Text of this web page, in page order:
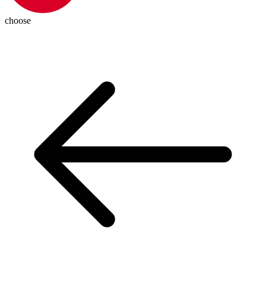
choose